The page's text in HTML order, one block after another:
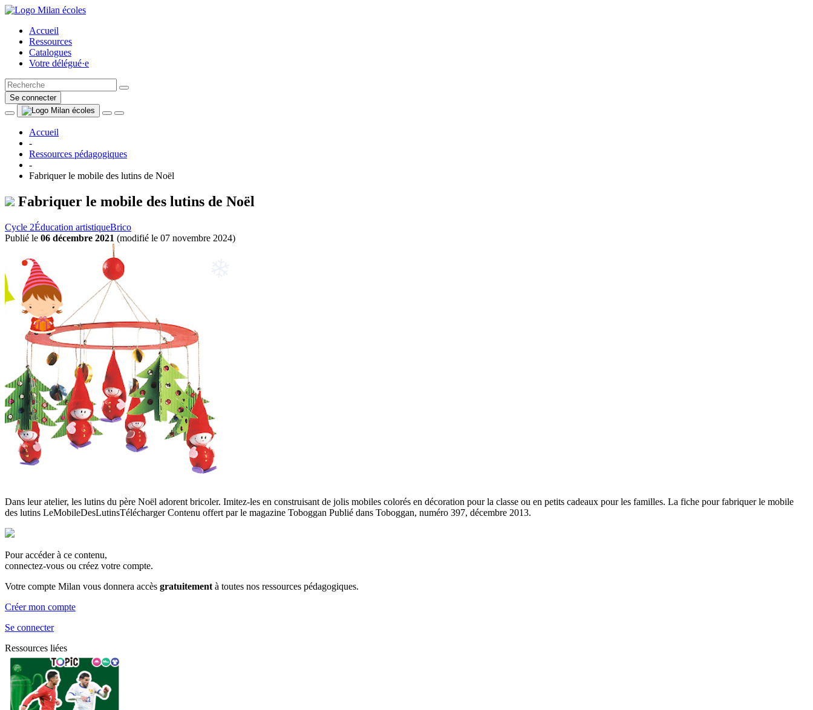
Accueil
Ressources
Catalogues
Votre délégué·e
Se connecter
Accueil
-
Ressources pédagogiques
-
Fabriquer le mobile des lutins de Noël
Fabriquer le mobile des lutins de Noël
Cycle 2Éducation artistiqueBrico
Publié le 06 décembre 2021 (modifié le 07 novembre 2024)
Dans leur atelier, les lutins du père Noël adorent bricoler. Imitez-les en construisant de jolis mobiles colorés en décoration pour la classe ou en petits cadeaux pour les familles. La fiche pour fabriquer le mobile
des lutins LeMobileDesLutinsTélécharger Contenu offert par le magazine Toboggan Publié dans Toboggan, numéro 397, décembre 2013.
Pour accéder à ce contenu,
connectez-vous ou créez votre compte.
Votre compte Milan vous donnera accès gratuitement à toutes nos ressources pédagogiques.
Créer mon compte
Se connecter
Ressources liées